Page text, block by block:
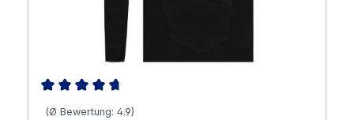
Durchschnittliche Bewertung von 4.85 von 5 Sternen
(Ø Bewertung: 4.9)